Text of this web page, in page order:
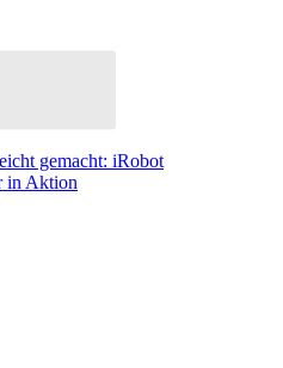
gemacht: iRobot
in Aktion